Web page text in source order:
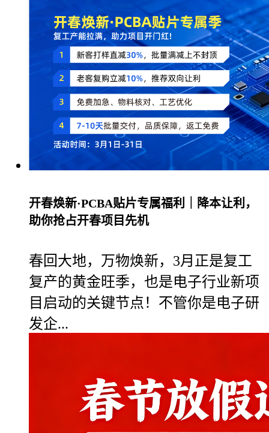
开春焕新·PCBA贴片专属福利｜降本让利，
助你抢占开春项目先机
春回大地，万物焕新，3月正是复工
复产的黄金旺季，也是电子行业新项
目启动的关键节点！不管你是电子研
发企...